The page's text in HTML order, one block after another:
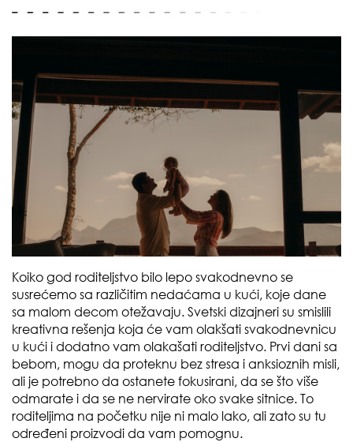
Koiko god roditeljstvo bilo lepo svakodnevno se
susrećemo sa različitim nedaćama u kući, koje dane
sa malom decom otežavaju. Svetski dizajneri su smislili
kreativna rešenja koja će vam olakšati svakodnevnicu
u kući i dodatno vam olakašati roditeljstvo. Prvi dani sa
bebom, mogu da proteknu bez stresa i anksioznih misli,
ali je potrebno da ostanete fokusirani, da se što više
odmarate i da se ne nervirate oko svake sitnice. To
roditeljima na početku nije ni malo lako, ali zato su tu
određeni proizvodi da vam pomognu.